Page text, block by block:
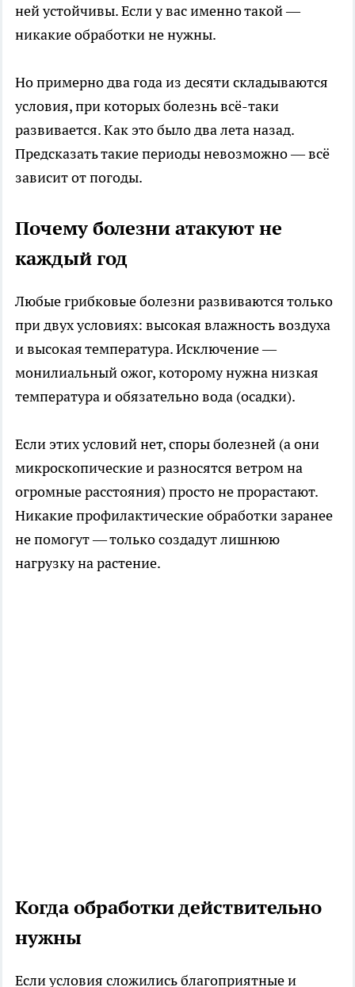
ней устойчивы. Если у вас именно такой —
никакие обработки не нужны.
Но примерно два года из десяти складываются
условия, при которых болезнь всё-таки
развивается. Как это было два лета назад.
Предсказать такие периоды невозможно — всё
зависит от погоды.
Почему болезни атакуют не
каждый год
Любые грибковые болезни развиваются только
при двух условиях: высокая влажность воздуха
и высокая температура. Исключение —
монилиальный ожог, которому нужна низкая
температура и обязательно вода (осадки).
Если этих условий нет, споры болезней (а они
микроскопические и разносятся ветром на
огромные расстояния) просто не прорастают.
Никакие профилактические обработки заранее
не помогут — только создадут лишнюю
нагрузку на растение.
Когда обработки действительно
нужны
Если условия сложились благоприятные и